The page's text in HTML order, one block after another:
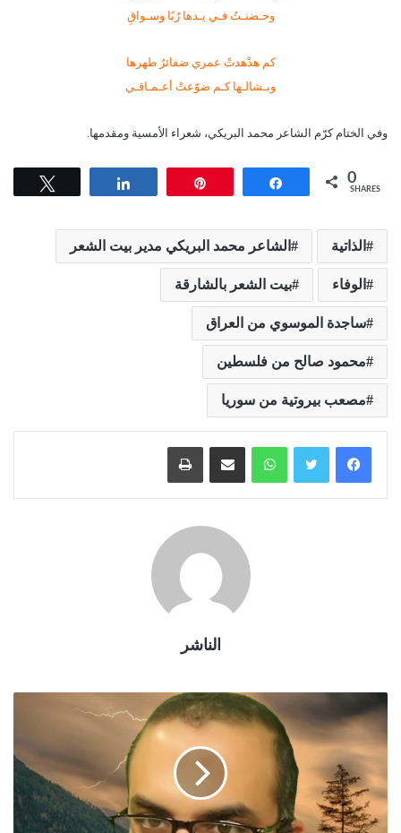
وحـضنـتُ فـي يـدها رُبًا وسـواقِ
كم هدْهدتْ عمري ضفائرُ طهرها
وبـشالـها كـم ضوّعتْ أعـمـاقـي
وفي الختام كرّم الشاعر محمد البريكي، شعراء الأمسية ومقدمها.
Share 0
SHARES
الذاتية الشاعر محمد البريكي مدير بيت الشعر
الوفاء بيت الشعر بالشارقة
ساجدة الموسوي من العراق
محمود صالح من فلسطين
مصعب بيروتية من سوريا
واتساب مشاركة عبر البريد طباعة
الناشر